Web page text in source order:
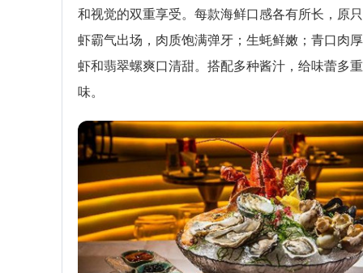
和视觉的双重享受。每款海鲜口感各有所长，原
虾霸气出场，肉质饱满弹牙；生蚝鲜嫩；青口肉
虾和翡翠螺爽口清甜。搭配多种酱汁，给味蕾多
味。